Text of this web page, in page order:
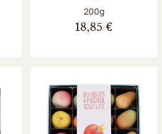
Poids net :
200g
18,85 €